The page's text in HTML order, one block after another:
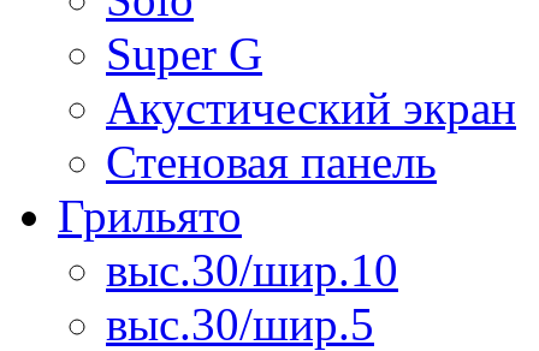
Super G
Акустический экран
Стеновая панель
Грильято
выс.30/шир.10
выс.30/шир.5